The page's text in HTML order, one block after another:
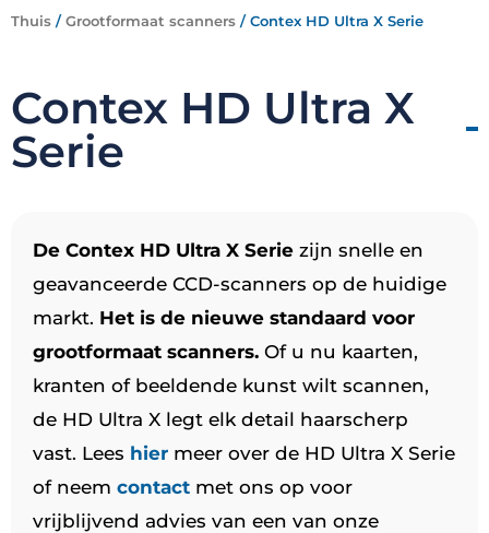
Thuis / Grootformaat scanners / Contex HD Ultra X Serie
Contex HD Ultra X
Serie
De Contex HD Ultra X Serie zijn snelle en
geavanceerde CCD-scanners op de huidige
markt. Het is de nieuwe standaard voor
grootformaat scanners. Of u nu kaarten,
kranten of beeldende kunst wilt scannen,
de HD Ultra X legt elk detail haarscherp
vast. Lees hier meer over de HD Ultra X Serie
of neem contact met ons op voor
vrijblijvend advies van een van onze